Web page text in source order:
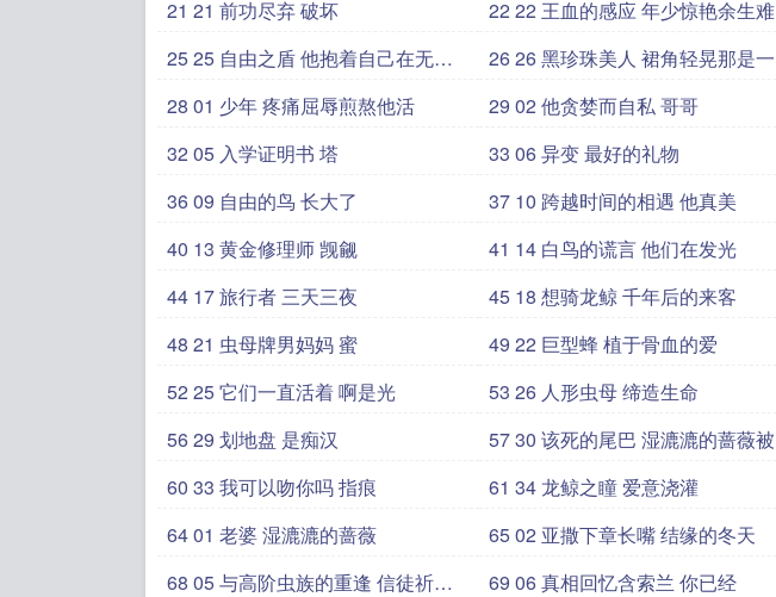
21 21 前功尽弃 破坏
22 22 王血的感应 年少惊艳余生难
25 25 自由之盾 他抱着自己在无声
流
26 26 黑珍珠美人 裙角轻晃那是一
28 01 少年 疼痛屈辱煎熬他活
29 02 他贪婪而自私 哥哥
32 05 入学证明书 塔
33 06 异变 最好的礼物
36 09 自由的鸟 长大了
37 10 跨越时间的相遇 他真美
40 13 黄金修理师 觊觎
41 14 白鸟的谎言 他们在发光
44 17 旅行者 三天三夜
45 18 想骑龙鲸 千年后的来客
48 21 虫母牌男妈妈 蜜
49 22 巨型蜂 植于骨血的爱
52 25 它们一直活着 啊是光
53 26 人形虫母 缔造生命
56 29 划地盘 是痴汉
57 30 该死的尾巴 湿漉漉的蔷薇被
60 33 我可以吻你吗 指痕
61 34 龙鲸之瞳 爱意浇灌
64 01 老婆 湿漉漉的蔷薇
65 02 亚撒下章长嘴 结缘的冬天
68 05 与高阶虫族的重逢 信徒祈求
69 06 真相回忆含索兰 你已经